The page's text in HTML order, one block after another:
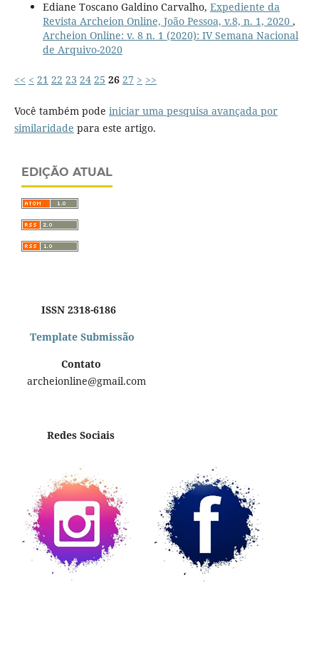
Ediane Toscano Galdino Carvalho, Expediente da
Revista Archeion Online, João Pessoa, v.8, n. 1, 2020 ,
Archeion Online: v. 8 n. 1 (2020): IV Semana Nacional
de Arquivo-2020
<< < 21 22 23 24 25 26 27 > >>
Você também pode iniciar uma pesquisa avançada por
similaridade para este artigo.
EDIÇÃO ATUAL
ISSN 2318-6186
Template Submissão
Contato
archeionline@gmail.com
Redes Sociais